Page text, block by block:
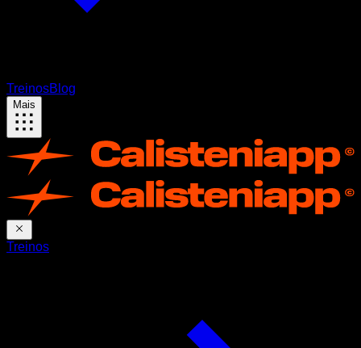
TreinosBlog
Mais
Treinos